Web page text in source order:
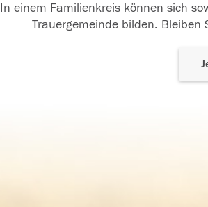
In einem Familienkreis können sich
Trauergemeinde bilden.